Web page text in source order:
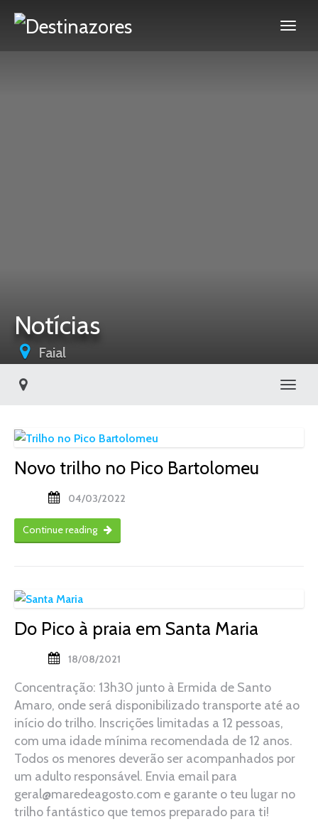
Notícias
Faial
Novo trilho no Pico Bartolomeu
04/03/2022
Continue reading
Do Pico à praia em Santa Maria
18/08/2021
Concentração: 13h30 junto à Ermida de Santo
Amaro, onde será disponibilizado transporte até ao
início do trilho. Inscrições limitadas a 12 pessoas,
com uma idade mínima recomendada de 12 anos.
Todos os menores deverão ser acompanhados por
um adulto responsável. Envia email para
geral@maredeagosto.com e garante o teu lugar no
trilho fantástico que temos preparado para ti!